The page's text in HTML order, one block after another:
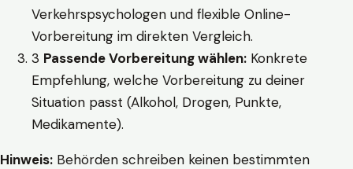
Verkehrspsychologen und flexible Online-
Vorbereitung im direkten Vergleich.
3 Passende Vorbereitung wählen: Konkrete
Empfehlung, welche Vorbereitung zu deiner
Situation passt (Alkohol, Drogen, Punkte,
Medikamente).
Hinweis: Behörden schreiben keinen bestimmten